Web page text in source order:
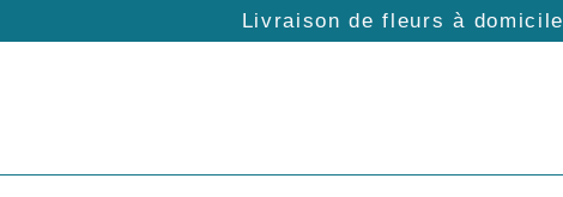
Livraison de fleurs à domicile